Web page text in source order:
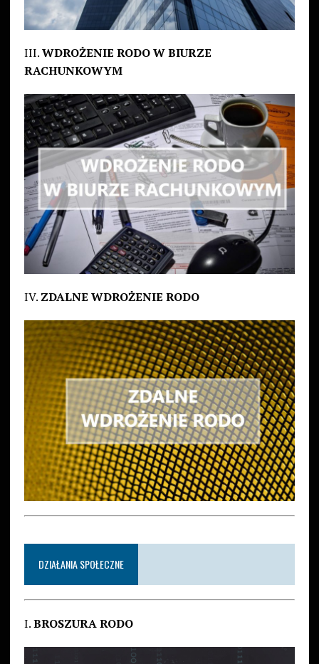
III.WDROŻENIE RODO W BIURZE
RACHUNKOWYM
IV. ZDALNE WDROŻENIE RODO
DZIAŁANIA SPOŁECZNE
I.BROSZURA RODO